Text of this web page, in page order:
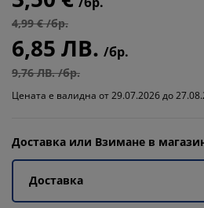
4,99 € /бр.
6,85 ЛВ. /бр.
9,76 ЛВ. /бр.
Цената е валидна от 29.07.2026 до
Доставка или Взимане в
Доставка